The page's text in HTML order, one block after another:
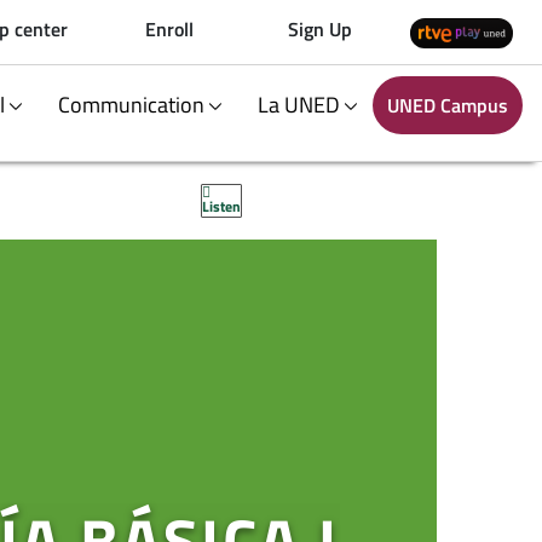
center Enroll Sign Up
Communication La UNED UNED Campus
Listen